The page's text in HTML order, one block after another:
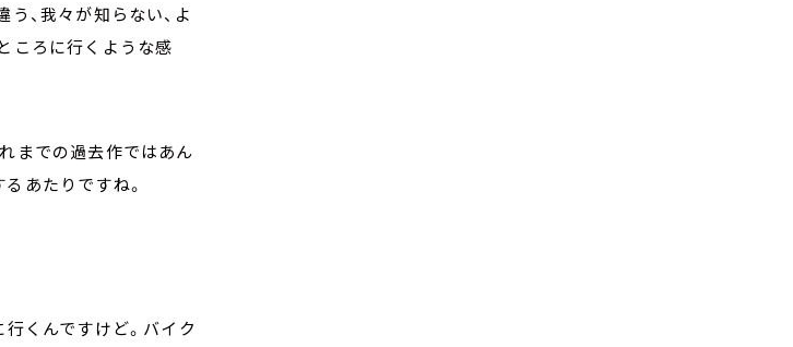
、我々が知らない、よ
ころに行くような感
までの過去作ではあん
あたりですね。
行くんですけど。バイク